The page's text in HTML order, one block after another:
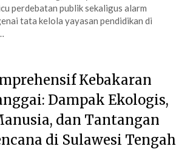
perdebatan publik sekaligus alarm
tata kelola yayasan pendidikan di
Kebakaran
Dampak Ekologis,
dan Tantangan
di Sulawesi Tengah